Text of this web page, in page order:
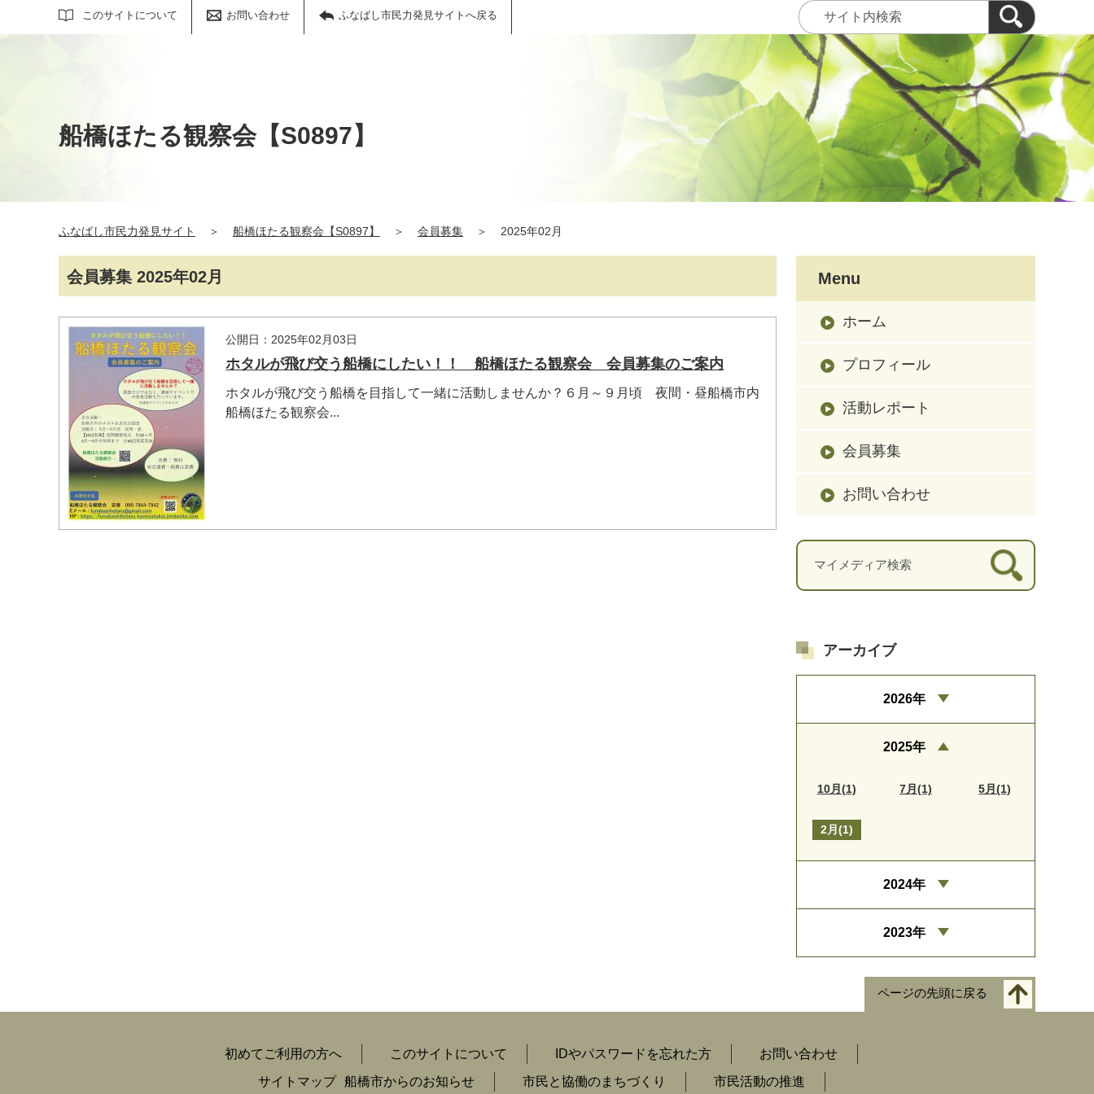
このサイトについて お問い合わせ ふなばし市民力発見サイトへ戻る
サイト内検索
船橋ほたる観察会【S0897】
ふなばし市民力発見サイト ＞ 船橋ほたる観察会【S0897】 ＞ 会員募集 ＞ 2025年02月
会員募集 2025年02月
公開日：2025年02月03日
ホタルが飛び交う船橋にしたい！！ 船橋ほたる観察会 会員募集のご案内
ホタルが飛び交う船橋を目指して一緒に活動しませんか？６月～９月頃 夜間・昼船橋市内
船橋ほたる観察会...
Menu
ホーム
プロフィール
活動レポート
会員募集
お問い合わせ
アーカイブ
2026年
2025年
10月(1) 7月(1) 5月(1)
2月(1)
2024年
2023年
ページの先頭に戻る
初めてご利用の方へ このサイトについて IDやパスワードを忘れた方
お問い合わせ
サイトマップ
船橋市からのお知らせ 市民と協働のまちづくり 市民活動の推進